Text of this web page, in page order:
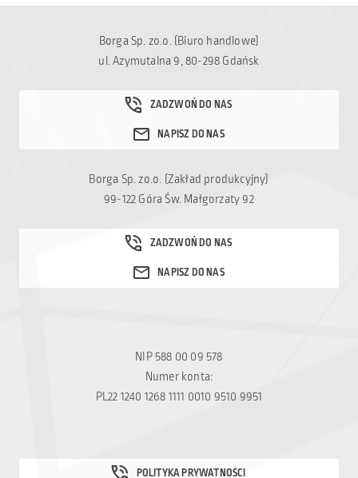
że zadasz sobie jedno,
konkretne pytanie: jaką
uzyskać wewnątrz
odpowiedź wynika
przeznaczenia obiektu.
Spis treści: Obudowa
przegląd rozwiązań
nieizolowany z blachy
Borga Sp. zo.o. (Biuro handlowe)
ul. Azymutalna 9, 80-298 Gdańsk
Borga Sp. zo.o. (Zakład produkcyjny)
99-122 Góra Św. Małgorzaty 92
NIP 588 00 09 578
Numer konta:
PL22 1240 1268 1111 0010 9510 9951